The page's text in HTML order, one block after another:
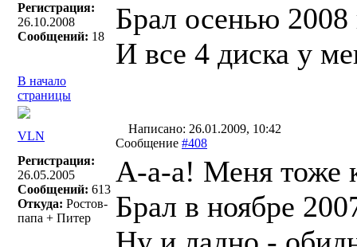
Регистрация:
26.10.2008
Сообщений: 18
Брал осенью
И все 4 диска у
В начало
страницы
VLN
Написано: 26.01.2009, 10:42
Сообщение #408
Регистрация:
26.05.2005
Сообщений: 613
Откуда: Ростов-
папа + Питер
А-а-а! Меня тоже
Брал в ноябре